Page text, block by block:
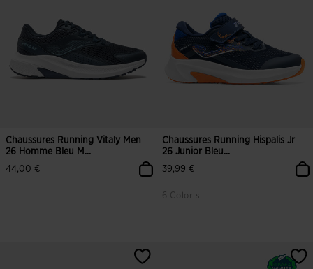
Chaussures Running Vitaly Men
26 Homme Bleu M...
44,00 €
Chaussures Running Hispalis Jr
26 Junior Bleu...
39,99 €
6 Coloris